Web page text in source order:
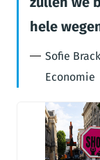
hele
Sofie
Economie